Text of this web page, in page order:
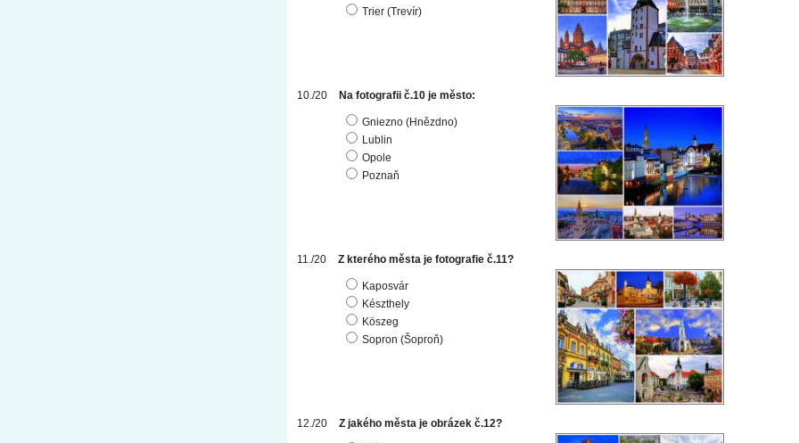
Trier (Trevír)
Na fotografii č.10 je město:
Gniezno (Hnězdno)
Lublin
Opole
Poznaň
Z kterého města je fotografie č.11?
Kaposvár
Készthely
Köszeg
Sopron (Šoproň)
Z jakého města je obrázek č.12?